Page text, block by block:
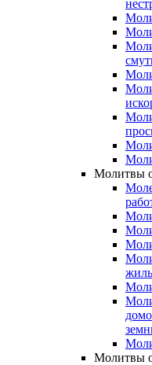
Молитвы
Молитвы